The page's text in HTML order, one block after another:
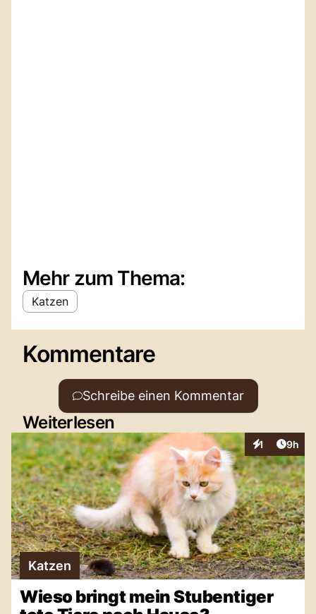
Mehr zum Thema:
Katzen
Kommentare
Schreibe einen Kommentar
Weiterlesen
1
Interaktionen
9h
Katzen
Wieso bringt mein Stubentiger